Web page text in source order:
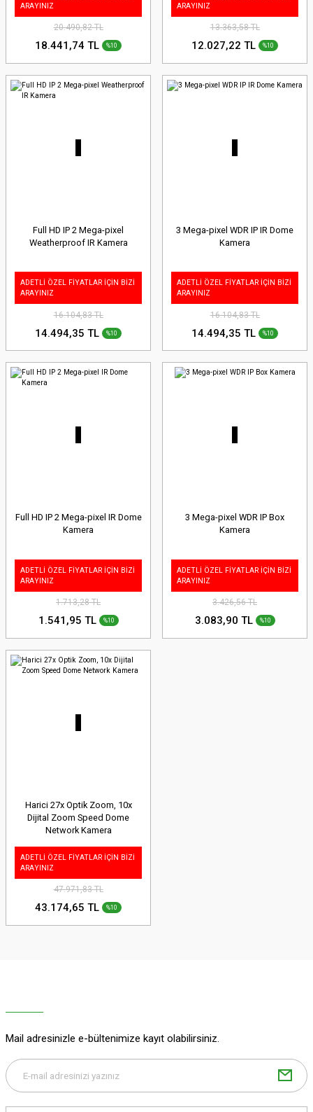
ARAYINIZ
20.490,82 TL
18.441,74 TL %10
ARAYINIZ
13.363,58 TL
12.027,22 TL %10
Full HD IP 2 Mega-pixel
Weatherproof IR Kamera
ADETLİ ÖZEL FİYATLAR İÇİN BİZİ
ARAYINIZ
16.104,83 TL
14.494,35 TL %10
3 Mega-pixel WDR IP IR Dome
Kamera
ADETLİ ÖZEL FİYATLAR İÇİN BİZİ
ARAYINIZ
16.104,83 TL
14.494,35 TL %10
Full HD IP 2 Mega-pixel IR Dome
Kamera
ADETLİ ÖZEL FİYATLAR İÇİN BİZİ
ARAYINIZ
1.713,28 TL
1.541,95 TL %10
3 Mega-pixel WDR IP Box
Kamera
ADETLİ ÖZEL FİYATLAR İÇİN BİZİ
ARAYINIZ
3.426,56 TL
3.083,90 TL %10
Harici 27x Optik Zoom, 10x
Dijital Zoom Speed Dome
Network Kamera
ADETLİ ÖZEL FİYATLAR İÇİN BİZİ
ARAYINIZ
47.971,83 TL
43.174,65 TL %10
Mail adresinizle e-bültenimize kayıt olabilirsiniz.